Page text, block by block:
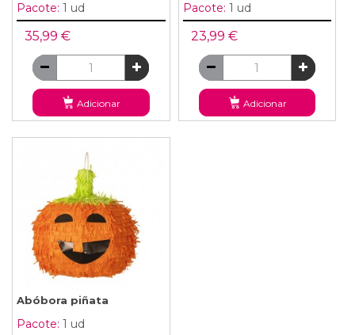
Pacote: 1 ud
35,99 €
Adicionar
Pacote: 1 ud
23,99 €
Adicionar
Abóbora piñata
Pacote: 1 ud